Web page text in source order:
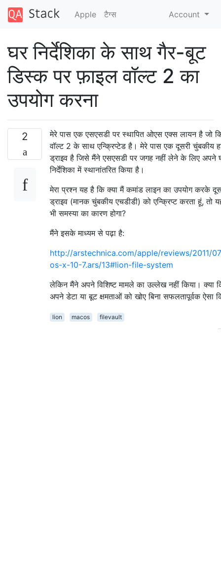
Apple टैग्‍स Account
घर निर्देशिका के साथ गैर-बूट
डिस्क पर फ़ाइल वॉल्ट 2 का
उपयोग करना
2
मेरे पास एक एसएसडी पर स्थापित ओएस एक्स लायन है जो
वॉल्ट 2 के साथ एन्क्रिप्टेड है। मेरे पास एक दूसरी चुंबकीय
ड्राइव है जिसे मैंने एसएसडी पर जगह नहीं लेने के लिए अपने
निर्देशिका में स्थानांतरित किया है।
मेरा प्रश्न यह है कि क्या मैं कमांड लाइन का उपयोग करके
ड्राइव (मानक चुंबकीय एचडीडी) को एन्क्रिप्ट करता हूं, तो
भी समस्या का कारण होगा?
मैंने इसके माध्यम से पढ़ा है:
http://arstechnica.com/apple/reviews/2011/
os-x-10-7.ars/13#lion-file-system
लेकिन मैंने अपने विशिष्ट मामले का उल्लेख नहीं किया। क्या
अपने डेटा या बूट क्षमताओं को खोए बिना सफलतापूर्वक ऐसा
lion macos
filevault